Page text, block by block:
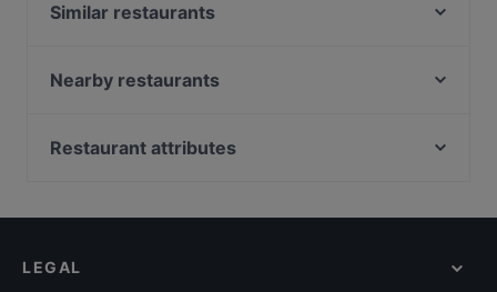
Similar restaurants
Mille Miglia
Sendlinger Treff
Wirtshaus Rechthaler Hof
Nearby restaurants
Pancake am Tor
Osteria La Luna
Restaurant attributes
Kid-friendly Restaurants in Munich
LEGAL